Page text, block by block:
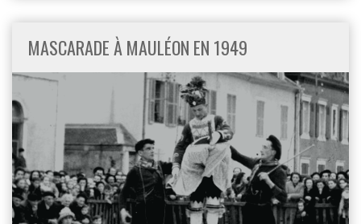
MASCARADE À MAULÉON EN 1949